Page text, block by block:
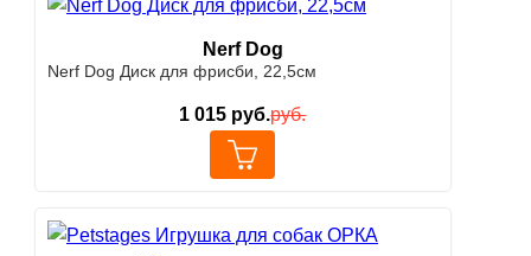
Nerf Dog
Nerf Dog Диск для фрисби, 22,5см
1 015 руб.руб.